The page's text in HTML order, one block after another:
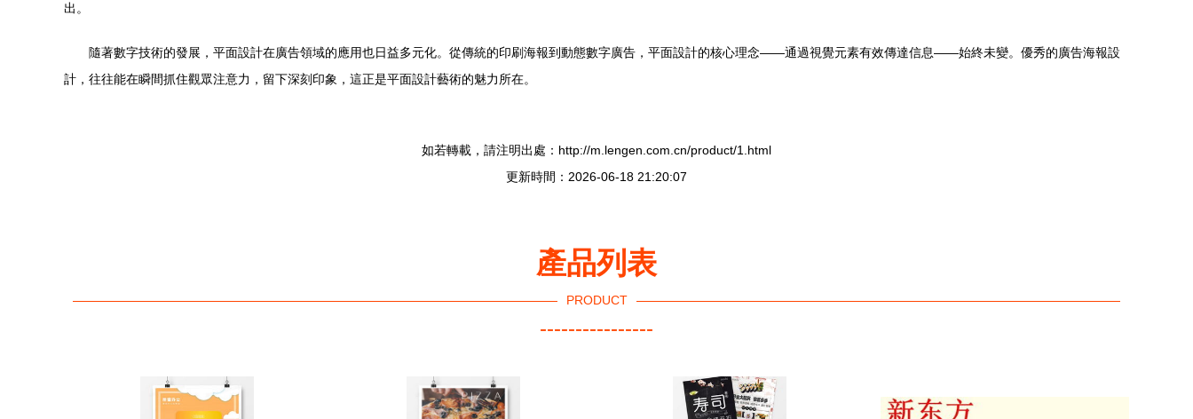
出。
隨著數字技術的發展，平面設計在廣告領域的應用也日益多元化。從傳統的印刷海報到動態數字廣告，平面設計的核心理念——通過視覺元素有效傳達信息——始終未變。優秀的廣告海報設
計，往往能在瞬間抓住觀眾注意力，留下深刻印象，這正是平面設計藝術的魅力所在。
如若轉載，請注明出處：http://m.lengen.com.cn/product/1.html
更新時間：2026-06-18 21:20:07
產品列表
PRODUCT
----------------